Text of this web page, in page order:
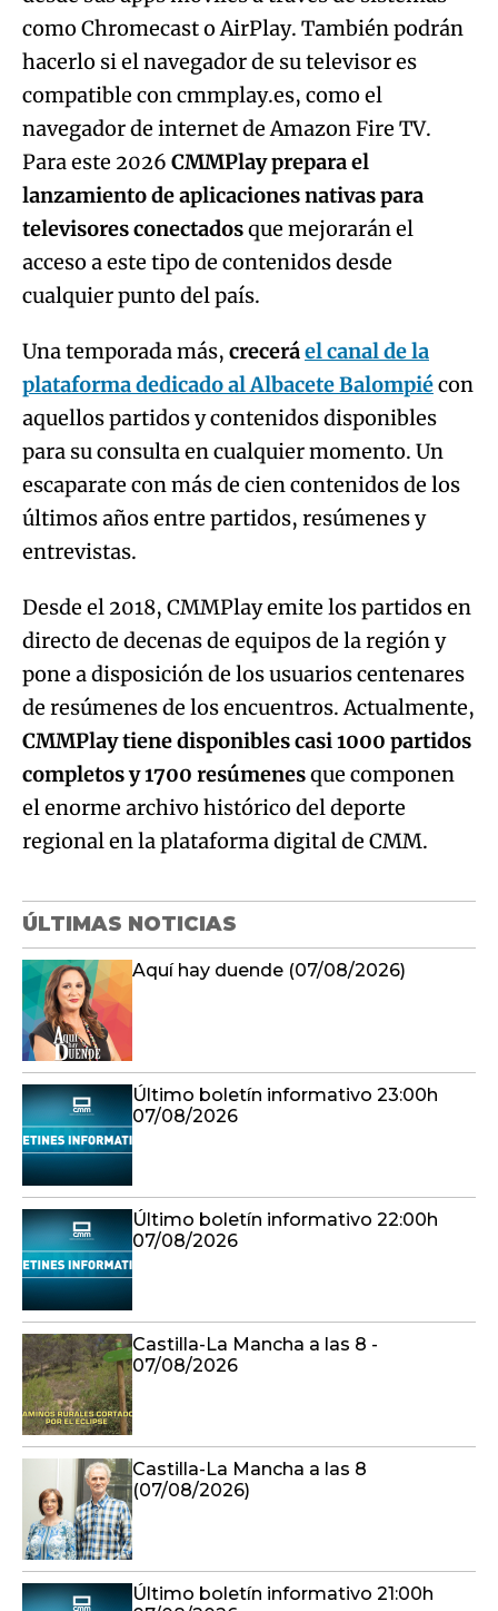
como Chromecast o AirPlay. También podrán
hacerlo si el navegador de su televisor es
compatible con cmmplay.es, como el
navegador de internet de Amazon Fire TV.
Para este 2026 CMMPlay prepara el
lanzamiento de aplicaciones nativas para
televisores conectadosque mejorarán el
acceso a este tipo de contenidos desde
cualquier punto del país.
Una temporada más, creceráel canal de la
plataforma dedicado al Albacete Balompiécon
aquellos partidos y contenidos disponibles
para su consulta en cualquier momento. Un
escaparate con más de cien contenidos de los
últimos años entre partidos, resúmenes y
entrevistas.
Desde el 2018, CMMPlay emite los partidos en
directo de decenas de equipos de la región y
pone a disposición de los usuarios centenares
de resúmenes de los encuentros. Actualmente,
CMMPlay tiene disponibles casi 1000 partidos
completos y 1700 resúmenesque componen
el enorme archivo histórico del deporte
regional en la plataforma digital de CMM.
ÚLTIMAS NOTICIAS
Aquí hay duende (07/08/2026)
Último boletín informativo 23:00h
07/08/2026
Último boletín informativo 22:00h
07/08/2026
Castilla-La Mancha a las 8 -
07/08/2026
Castilla-La Mancha a las 8
(07/08/2026)
Último boletín informativo 21:00h